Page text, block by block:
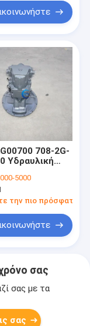
708-2G-
Υδραυλική
7E0 PC300-8
8 Κύρια
5000
την πιο πρόσφατη
σας
σας με τα
σας